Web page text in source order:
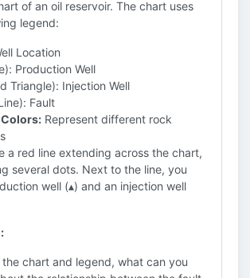
of an oil reservoir. The chart uses
legend:
Location
Production Well
Triangle): Injection Well
Fault
Represent different rock
a red line extending across the chart,
several dots. Next to the line, you
well (▴) and an injection well
the chart and legend, what can you